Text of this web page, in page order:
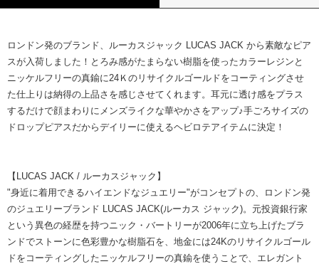
ロンドン発のブランド、ルーカスジャック LUCAS JACK から素敵なピア
スが入荷しました！とろみ感がたまらない樹脂を使ったカラーレジンと
ニッケルフリーの真鍮に24Ｋのリサイクルゴールドをコーティングさせ
た仕上りは納得の上品さを感じさせてくれます。耳元に透け感をプラス
するだけで顔まわりにメンズライクな華やかさをアップ♪手ごろサイズの
ドロップピアスだからデイリーに使えるヘビロテアイテムに決定！
【LUCAS JACK / ルーカスジャック】
"身近に着用できるハイエンドなジュエリー"がコンセプトの、ロンドン発
のジュエリーブランド LUCAS JACK(ルーカス ジャック)。元投資銀行家
という異色の経歴を持つニック・バートリーが2006年に立ち上げたブラ
ンドでストーンに色彩豊かな樹脂石を、地金には24Kのリサイクルゴール
ドをコーティングしたニッケルフリーの真鍮を使うことで、エレガント